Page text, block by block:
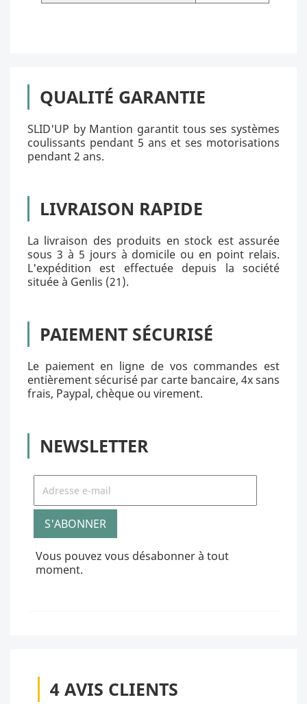
QUALITÉ GARANTIE
SLID'UP by Mantion garantit tous ses systèmes
coulissants pendant 5 ans et ses motorisations
pendant 2 ans.
LIVRAISON RAPIDE
La livraison des produits en stock est assurée
sous 3 à 5 jours à domicile ou en point relais.
L'expédition est effectuée depuis la société
située à Genlis (21).
PAIEMENT SÉCURISÉ
Le paiement en ligne de vos commandes est
entièrement sécurisé par carte bancaire, 4x sans
frais, Paypal, chèque ou virement.
NEWSLETTER
Vous pouvez vous désabonner à tout
moment.
4 AVIS CLIENTS